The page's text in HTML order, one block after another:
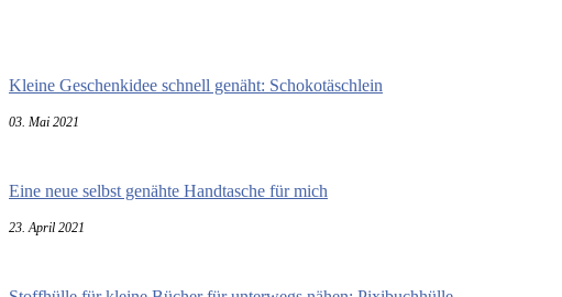
Kleine Geschenkidee schnell genäht: Schokotäschlein
03. Mai 2021
Eine neue selbst genähte Handtasche für mich
23. April 2021